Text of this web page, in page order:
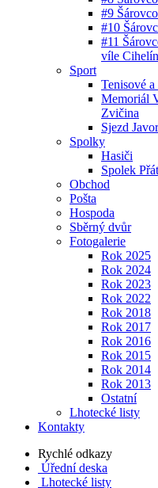
#9
#10
#11
víle
Sport
Tenisové
Memoriál
Zvičina
Sjezd
Spolky
Hasiči
Spolek
Obchod
Pošta
Hospoda
Sběrný dvůr
Fotogalerie
Rok 2025
Rok 2024
Rok 2023
Rok 2022
Rok 2018
Rok 2017
Rok 2016
Rok 2015
Rok 2014
Rok 2013
Ostatní
Lhotecké listy
Kontakty
Rychlé odkazy
Úřední deska
Lhotecké listy